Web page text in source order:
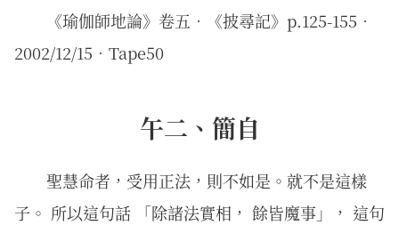
《瑜伽師地論》卷五．《披尋記》p.125-155．
2002/12/15．Tape50
午二、簡自
聖慧命者，受用正法，則不如是。就不是這樣
子。 所以這句話 「除諸法實相， 餘皆魔事」， 這句